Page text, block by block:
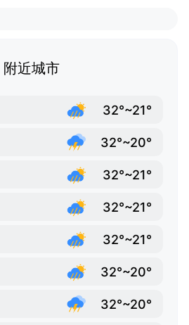
附近城市
32°~21°
32°~20°
32°~21°
32°~21°
32°~21°
32°~20°
32°~20°